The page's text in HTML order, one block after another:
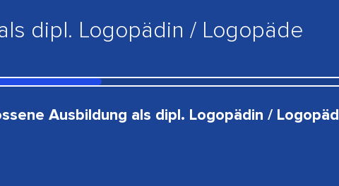
dipl. Logopädin / Logopäde
Ausbildung als dipl. Logopädin /